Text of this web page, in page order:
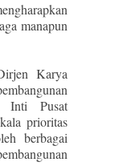
manapun
Karya
Inti Pusat
prioritas
berbagai